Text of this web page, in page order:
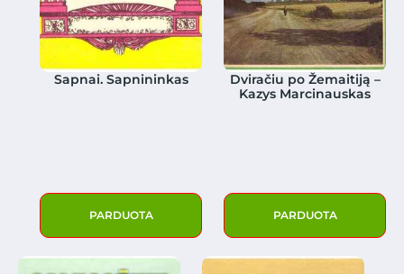
Sapnai. Sapnininkas
PARDUOTA
Dviračiu po Žemaitiją –
Kazys Marcinauskas
PARDUOTA